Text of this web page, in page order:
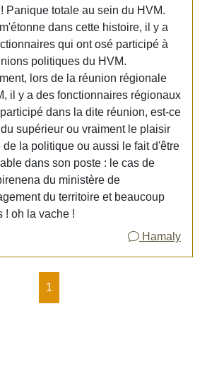
Panique totale au sein du HVM.
dans cette histoire, il y a
qui ont osé participé à
politiques du HVM.
lors de la réunion régionale
il y a des fonctionnaires régionaux
dans la dite réunion, est-ce
du supérieur ou vraiment le plaisir
de la politique ou aussi le fait d'être
dans son poste : le cas de
du ministère de
du territoire et beaucoup
! oh la vache !
Hamaly
1